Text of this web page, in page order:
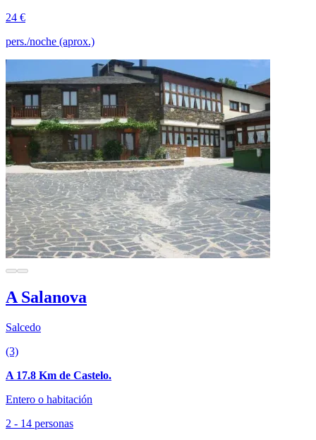
24 €
pers./noche (aprox.)
A Salanova
Salcedo
(3)
A 17.8 Km de Castelo.
Entero o habitación
2 - 14 personas